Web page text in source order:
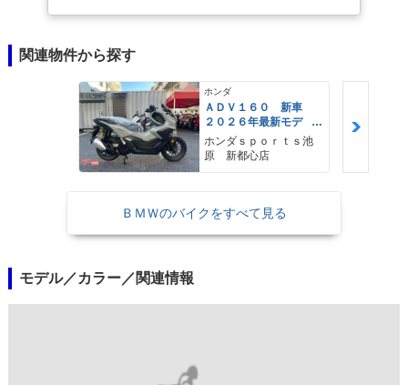
関連物件から探す
ホンダ
ＡＤＶ１６０ 新車
２０２６年最新モデ
ル パールスモーキー
グレー スマートキ
ー ２９Ｌメットイ
ホンダｓｐｏｒｔｓ池
原 新都心店
ＢＭＷのバイクをすべて見る
モデル／カラー／関連情報